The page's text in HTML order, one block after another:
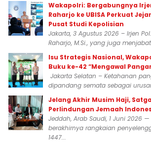
Wakapolri: Bergabungnya
Raharjo ke UBISA Perkuat
Pusat Studi Kepolisian
Jakarta, 3 Agustus 2026 – Irjen
Raharjo, M.Si., yang juga
Isu Strategis Nasional,
Buku ke-42 “Mengawal
Jakarta Selatan – Ketahanan
dipandang semata sebagai
Jelang Akhir Musim Haji,
Perlindungan Jemaah
Jeddah, Arab Saudi, 1 Juni 2026
berakhirnya rangkaian
1447...